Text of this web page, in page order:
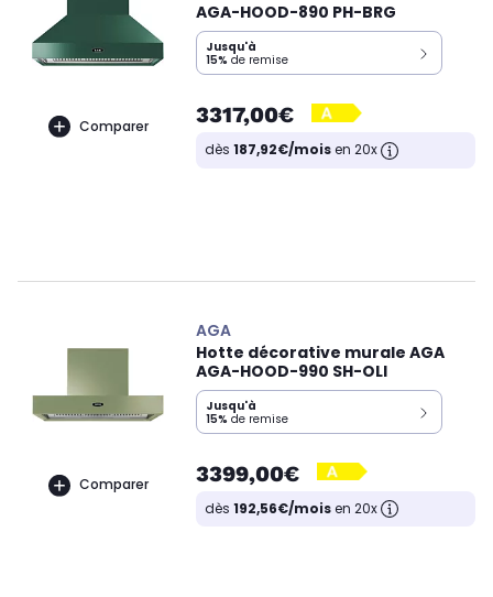
Comparer
AGA-HOOD-890 PH-BRG
Jusqu'à
15% de remise
3317,00€
dès 187,92€/moisen 20x
Comparer
AGA
Hotte décorative murale AGA
AGA-HOOD-990 SH-OLI
Jusqu'à
15% de remise
3399,00€
dès 192,56€/moisen 20x